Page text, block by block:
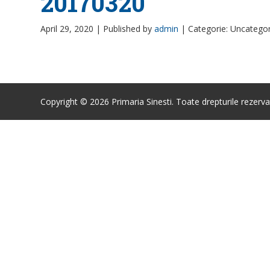
April 29, 2020 | Published by admin | Categorie:
Copyright © 2026 Primaria Sinesti. Toate drepturile